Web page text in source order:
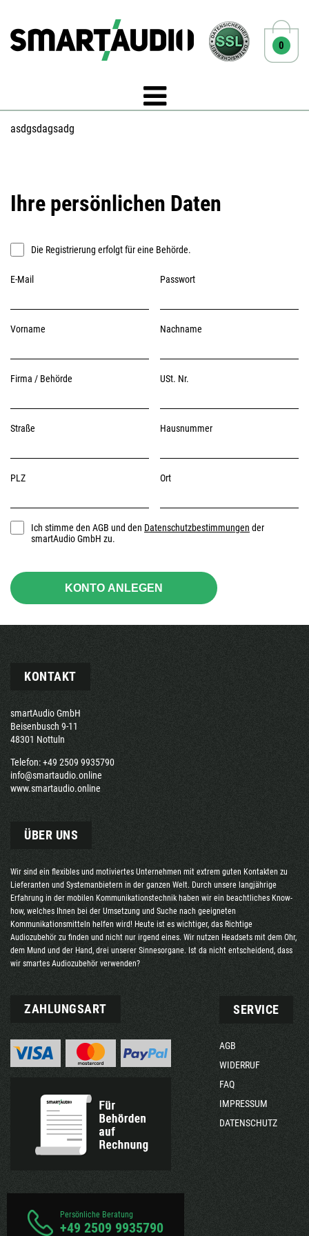
0
asdgsdagsadg
Ihre persönlichen Daten
Die Registrierung erfolgt für eine Behörde.
E-Mail Passwort
Vorname Nachname
Firma / Behörde USt. Nr.
Straße Hausnummer
PLZ Ort
Ich stimme den AGB und den Datenschutzbestimmungen der
smartAudio GmbH zu.
KONTO ANLEGEN
KONTAKT
smartAudio GmbH
Beisenbusch 9-11
48301 Nottuln
Telefon: +49 2509 9935790
info@smartaudio.online
www.smartaudio.online
ÜBER UNS
Wir sind ein flexibles und motiviertes Unternehmen mit extrem guten Kontakten zu
Lieferanten und Systemanbietern in der ganzen Welt. Durch unsere langjährige
Erfahrung in der mobilen Kommunikationstechnik haben wir ein beachtliches Know-
how, welches Ihnen bei der Umsetzung und Suche nach geeigneten
Kommunikationsmitteln helfen wird! Heute ist es wichtiger, das Richtige
Audiozubehör zu finden und nicht nur irgend eines. Wir nutzen Headsets mit dem Ohr,
dem Mund und der Hand, drei unserer Sinnesorgane. Ist da nicht entscheidend, dass
wir smartes Audiozubehör verwenden?
ZAHLUNGSART SERVICE
AGB
WIDERRUF
FAQ
IMPRESSUM
DATENSCHUTZ
Persönliche Beratung
+49 2509 9935790